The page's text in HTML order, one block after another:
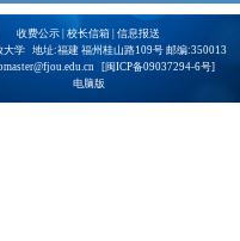
收费公示 校长信箱 信息报送
大学 地址:福建 福州桂山路109号 邮编:350013
[闽ICP备09037294-6号]
电脑版